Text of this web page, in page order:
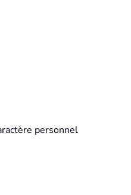
personnel